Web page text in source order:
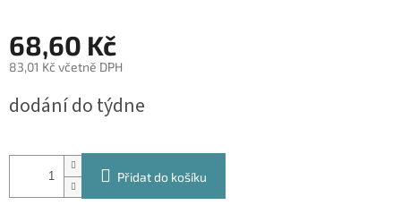
68,60 Kč
83,01 Kč včetně DPH
cena:
dodání do týdne
Přidat do košíku